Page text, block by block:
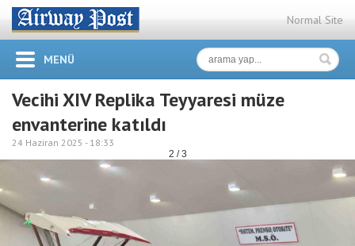
Normal Site
MENÜ
Vecihi XIV Replika Teyyaresi müze
envanterine katıldı
24 Haziran 2025 - 18:33
2 / 3